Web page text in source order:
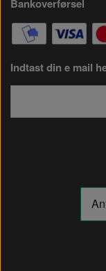
Bankoverførsel
Indtast din e mail